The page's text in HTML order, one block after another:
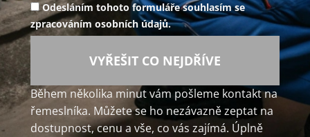
Odesláním tohoto formuláře souhlasím se
zpracováním osobních údajů.
VYŘEŠIT CO NEJDŘÍVE
Během několika minut vám pošleme kontakt na
řemeslníka. Můžete se ho nezávazně zeptat na
dostupnost, cenu a vše, co vás zajímá. Úplně